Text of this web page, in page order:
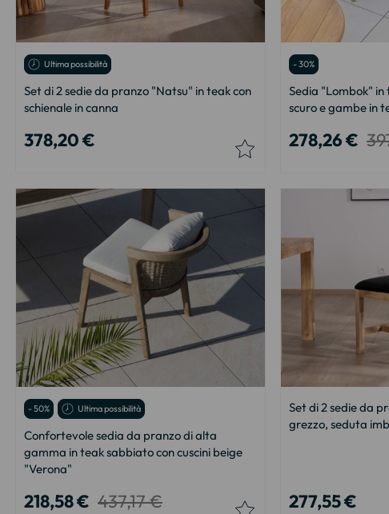
Ultima possibilità
Set di 2 sedie da pranzo "Natsu" in teak con
schienale in canna
378,20 €
- 30%
Sedia "Lombok"
scuro e gambe in
278,26 €
- 50% Ultima possibilità
Confortevole sedia da pranzo di alta
gamma in teak sabbiato con cuscini beige
"Verona"
218,58 € 437,17 €
Set di 2 sedie da
grezzo, seduta
277,55 €